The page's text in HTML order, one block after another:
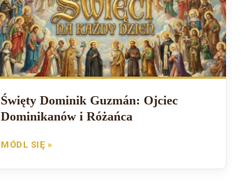
Święty Dominik Guzmán: Ojciec
Dominikanów i Różańca
MÓDL SIĘ »